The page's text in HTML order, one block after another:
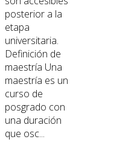
posterior a la
etapa
universitaria.
Definición de
maestría Una
maestría es un
curso de
posgrado con
una duración
que osc...